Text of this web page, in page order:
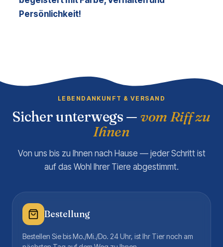
Persönlichkeit!
LEBENDANKUNFT & VERSAND
Sicher unterwegs — vom Riff zu
Ihnen
Von uns bis zu Ihnen nach Hause — jeder Schritt ist
auf das Wohl Ihrer Tiere abgestimmt.
Bestellung
Bestellen Sie bis Mo./Mi./Do. 24 Uhr, ist Ihr Tier noch am